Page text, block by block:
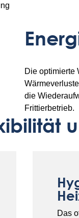
Die optimierte
die
Frittierbetrieb.
Das